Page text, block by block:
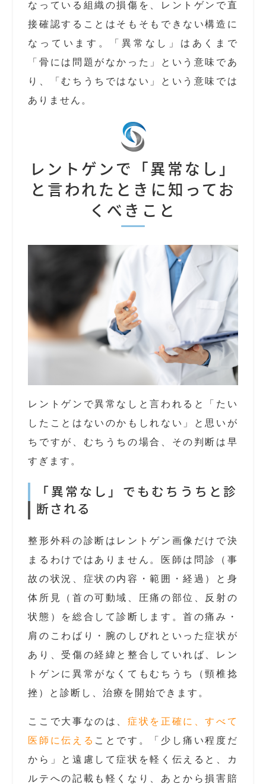
なっている組織の損傷を、レントゲンで直
接確認することはそもそもできない構造に
なっています。「異常なし」はあくまで
「骨には問題がなかった」という意味であ
り、「むちうちではない」という意味では
ありません。
レントゲンで「異常なし」
と言われたときに知ってお
くべきこと
レントゲンで異常なしと言われると「たい
したことはないのかもしれない」と思いが
ちですが、むちうちの場合、その判断は早
すぎます。
「異常なし」でもむちうちと診
断される
整形外科の診断はレントゲン画像だけで決
まるわけではありません。医師は問診（事
故の状況、症状の内容・範囲・経過）と身
体所見（首の可動域、圧痛の部位、反射の
状態）を総合して診断します。首の痛み・
肩のこわばり・腕のしびれといった症状が
あり、受傷の経緯と整合していれば、レン
トゲンに異常がなくてもむちうち（頸椎捻
挫）と診断し、治療を開始できます。
ここで大事なのは、症状を正確に、すべて
医師に伝える ことです。「少し痛い程度だ
から」と遠慮して症状を軽く伝えると、カ
ルテへの記載も軽くなり、あとから損害賠